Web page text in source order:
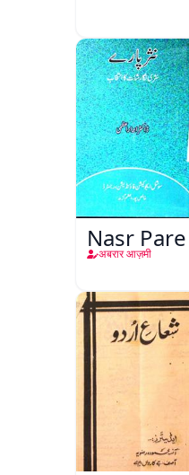
Nasr Pare
अबरार आज़मी